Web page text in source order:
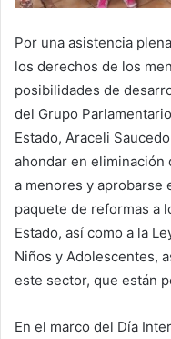
Por una asistencia
los derechos de los
posibilidades de
del Grupo
Estado, Araceli
ahondar en eliminación
a menores y aprobarse
paquete de reformas a
Estado, así como a la
Niños y Adolescentes,
este sector, que están
En el marco del Día